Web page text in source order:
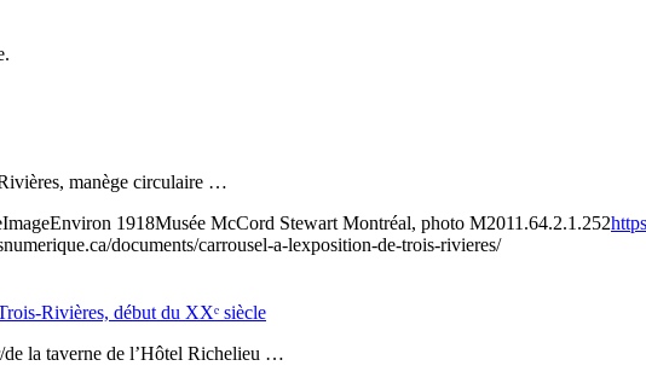
manège circulaire …
ImageEnviron 1918Musée McCord Stewart Montréal, photo M2011.64.2.1.252
documents/carrousel-a-lexposition-de-trois-rivieres/
Rivières, début du XXᵉ siècle
de la taverne de l’Hôtel Richelieu …